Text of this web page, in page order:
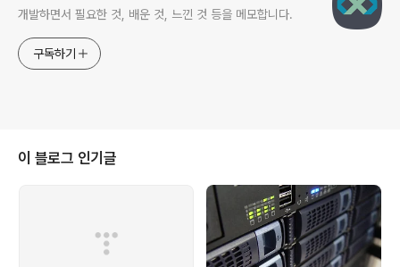
개발하면서 필요한 것, 배운 것, 느낀 것 등을 메모합니다.
구독하기
이 블로그 인기글